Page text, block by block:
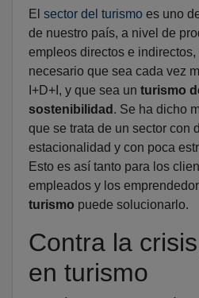
El sector del turismo es uno
de nuestro país, a nivel de
empleos directos e
necesario que sea cada vez
I+D+I, y que sea un turismo
sostenibilidad . Se ha dicho
que se trata de un sector con
estacionalidad y con poca
Esto es así tanto para los
empleados y los
turismo puede solucionarlo.
Contra la
en turismo